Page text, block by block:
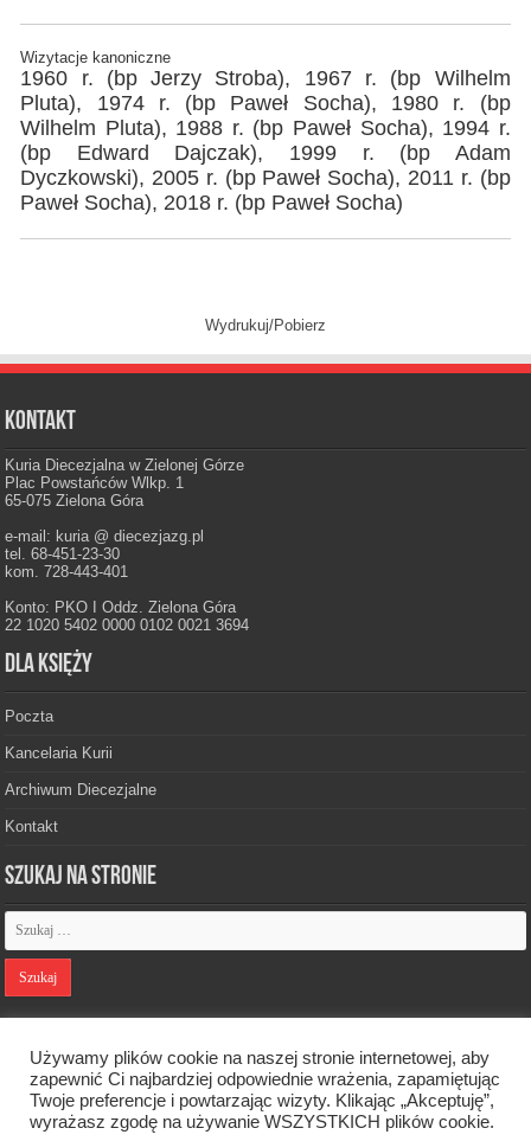
Wizytacje kanoniczne
1960 r. (bp Jerzy Stroba), 1967 r. (bp Wilhelm
Pluta), 1974 r. (bp Paweł Socha), 1980 r. (bp
Wilhelm Pluta), 1988 r. (bp Paweł Socha), 1994 r.
(bp Edward Dajczak), 1999 r. (bp Adam
Dyczkowski), 2005 r. (bp Paweł Socha), 2011 r. (bp
Paweł Socha), 2018 r. (bp Paweł Socha)
Wydrukuj/Pobierz
Kontakt
Kuria Diecezjalna w Zielonej Górze
Plac Powstańców Wlkp. 1
65-075 Zielona Góra
e-mail: kuria @ diecezjazg.pl
tel. 68-451-23-30
kom. 728-443-401
Konto: PKO I Oddz. Zielona Góra
22 1020 5402 0000 0102 0021 3694
Dla księży
Poczta
Kancelaria Kurii
Archiwum Diecezjalne
Kontakt
Szukaj na stronie
Designed by Webdawid
Używamy plików cookie na naszej stronie internetowej, aby
zapewnić Ci najbardziej odpowiednie wrażenia, zapamiętując
Twoje preferencje i powtarzając wizyty. Klikając „Akceptuję”,
wyrażasz zgodę na używanie WSZYSTKICH plików cookie.